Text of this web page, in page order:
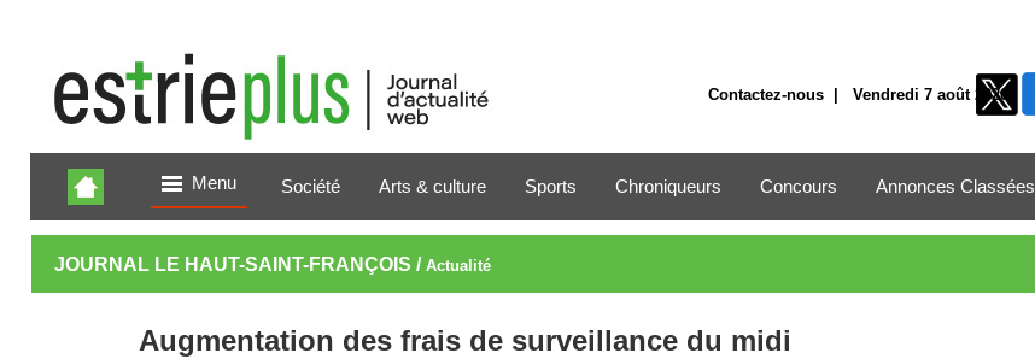
Contactez-nous| Vendredi 7 août 2026
Menu Société Arts & culture Sports Chroniqueurs Concours Annonces Classées
JOURNAL LE HAUT-SAINT-FRANÇOIS / Actualité
Augmentation des frais de surveillance du midi